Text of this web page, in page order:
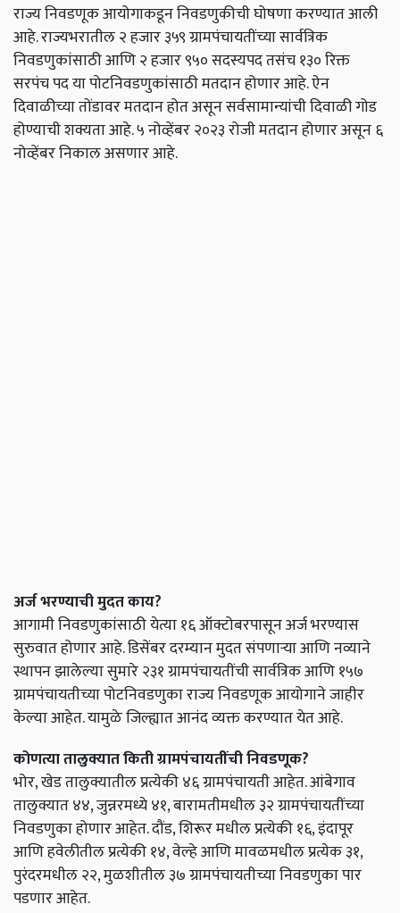
राज्य निवडणूक आयोगाकडून निवडणुकीची घोषणा करण्यात आली
आहे. राज्यभरातील २ हजार ३५९ ग्रामपंचायतींच्या सार्वत्रिक
निवडणुकांसाठी आणि २ हजार ९५० सदस्यपद तसंच १३० रिक्त
सरपंच पद या पोटनिवडणुकांसाठी मतदान होणार आहे. ऐन
दिवाळीच्या तोंडावर मतदान होत असून सर्वसामान्यांची दिवाळी गोड
होण्याची शक्यता आहे. ५ नोव्हेंबर २०२३ रोजी मतदान होणार असून ६
नोव्हेंबर निकाल असणार आहे.
अर्ज भरण्याची मुदत काय?
आगामी निवडणुकांसाठी येत्या १६ ऑक्टोबरपासून अर्ज भरण्यास
सुरुवात होणार आहे. डिसेंबर दरम्यान मुदत संपणाऱ्या आणि नव्याने
स्थापन झालेल्या सुमारे २३१ ग्रामपंचायतींची सार्वत्रिक आणि १५७
ग्रामपंचायतीच्या पोटनिवडणुका राज्य निवडणूक आयोगाने जाहीर
केल्या आहेत. यामुळे जिल्ह्यात आनंद व्यक्त करण्यात येत आहे.
कोणत्या तालुक्यात किती ग्रामपंचायतींची निवडणूक?
भोर, खेड तालुक्यातील प्रत्येकी ४६ ग्रामपंचायती आहेत. आंबेगाव
तालुक्यात ४४, जुन्नरमध्ये ४१, बारामतीमधील ३२ ग्रामपंचायतींच्या
निवडणुका होणार आहेत. दौंड, शिरूर मधील प्रत्येकी १६, इंदापूर
आणि हवेलीतील प्रत्येकी १४, वेल्हे आणि मावळमधील प्रत्येक ३१,
पुरंदरमधील २२, मुळशीतील ३७ ग्रामपंचायतीच्या निवडणुका पार
पडणार आहेत.